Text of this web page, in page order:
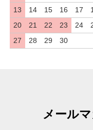
13
14 15 16 17
20
21 22 23 24
27
28 29 30
メール